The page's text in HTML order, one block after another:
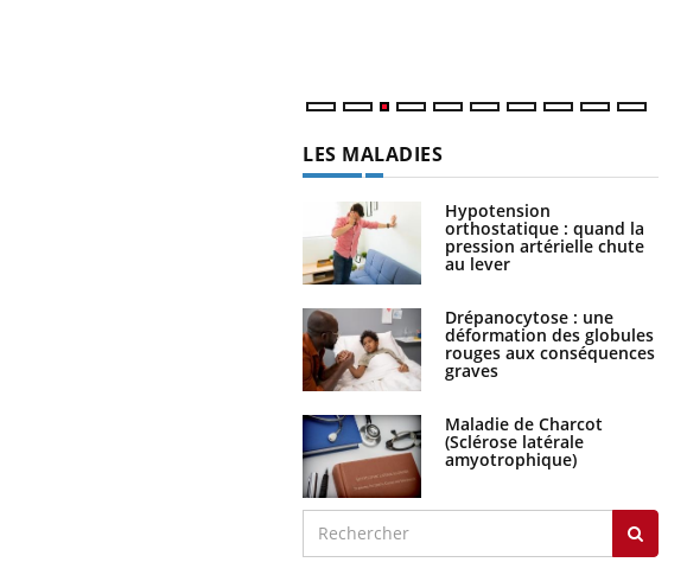
LES MALADIES
Hypotension
orthostatique : quand la
pression artérielle chute
au lever
Drépanocytose : une
déformation des globules
rouges aux conséquences
graves
Maladie de Charcot
(Sclérose latérale
amyotrophique)